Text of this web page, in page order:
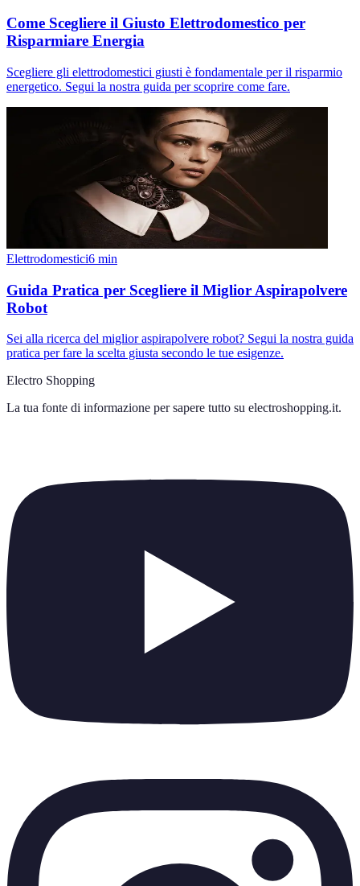
Come Scegliere il Giusto Elettrodomestico per
Risparmiare Energia
Scegliere gli elettrodomestici giusti è fondamentale per il risparmio
energetico. Segui la nostra guida per scoprire come fare.
Elettrodomestici6 min
Guida Pratica per Scegliere il Miglior Aspirapolvere
Robot
Sei alla ricerca del miglior aspirapolvere robot? Segui la nostra guida
pratica per fare la scelta giusta secondo le tue esigenze.
Electro Shopping
La tua fonte di informazione per sapere tutto su electroshopping.it.